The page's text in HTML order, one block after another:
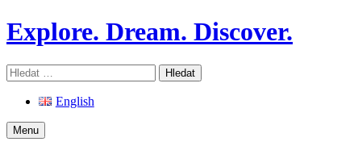
Skip
to
Explore. Dream. Discover.
Vyhledávání
English
Menu